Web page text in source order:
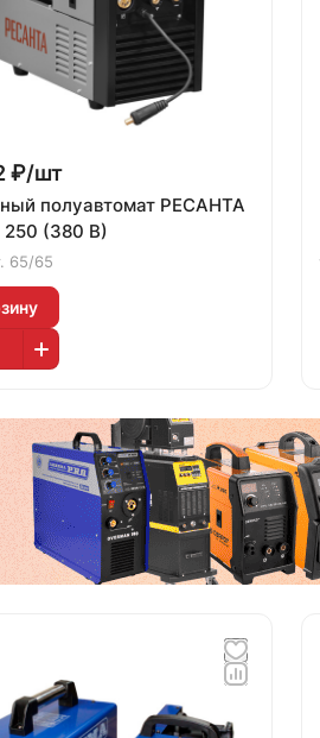
₽/шт
полуавтомат РЕСАНТА
(380 В)
65/65